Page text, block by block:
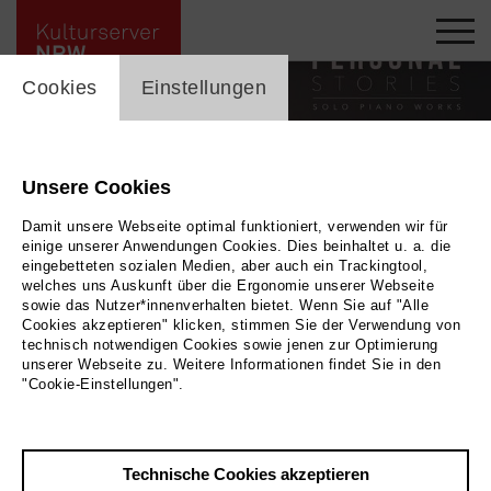
Übersicht
cookie_layer
Cookies Einstellungen
Unsere Cookies
Damit unsere Webseite optimal funktioniert, verwenden wir für
einige unserer Anwendungen Cookies. Dies beinhaltet u. a. die
eingebetteten sozialen Medien, aber auch ein Trackingtool,
welches uns Auskunft über die Ergonomie unserer Webseite
sowie das Nutzer*innenverhalten bietet. Wenn Sie auf "Alle
Cookies akzeptieren" klicken, stimmen Sie der Verwendung von
technisch notwendigen Cookies sowie jenen zur Optimierung
unserer Webseite zu. Weitere Informationen findet Sie in den
"Cookie-Einstellungen".
Technische Cookies akzeptieren